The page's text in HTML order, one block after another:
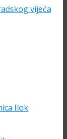
vijeća
Ilok